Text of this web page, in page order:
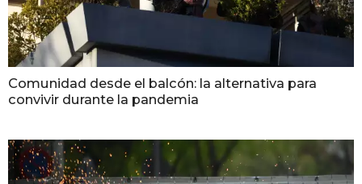
Comunidad desde el balcón: la alternativa para
convivir durante la pandemia